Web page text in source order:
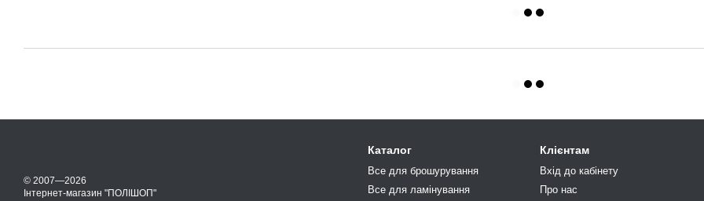
© 2007—2026
Інтернет-магазин "ПОЛІШОП"
Каталог
Все для брошурування
Все для ламінування
Клієнтам
Вхід до кабінету
Про нас